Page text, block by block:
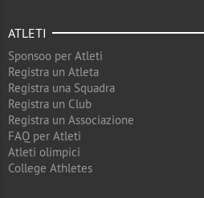
ATLETI
Sponsoo per Atleti
Registra un Atleta
Registra una Squadra
Registra un Club
Registra un Associazione
FAQ per Atleti
Atleti olimpici
College Athletes